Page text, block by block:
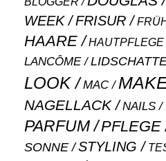
WEEK
FRISUR
HAARE HAUTPFLEGE
LANCÔME
LOOK MAC
NAGELLACK NAILS
PARFUM PFLEGE
SONNE STYLING